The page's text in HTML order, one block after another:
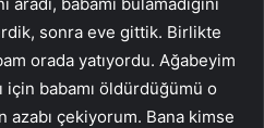
sonra eve gittik. Birlikte
orada yatıyordu. Ağabeyim
için babamı öldürdüğümü o
çekiyorum. Bana kimse